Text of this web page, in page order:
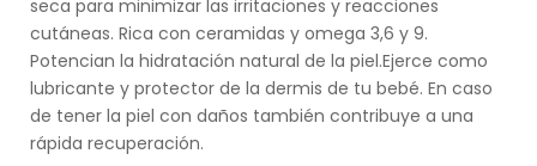
seca para minimizar las irritaciones y reacciones
cutáneas. Rica con ceramidas y omega 3,6 y 9.
Potencian la hidratación natural de la piel.Ejerce como
lubricante y protector de la dermis de tu bebé. En caso
de tener la piel con daños también contribuye a una
rápida recuperación.